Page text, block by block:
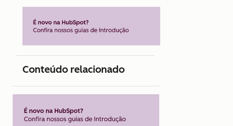
Conteúdo relacionado